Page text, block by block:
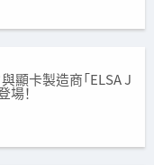
與顯卡製造商「ELSA J
場！